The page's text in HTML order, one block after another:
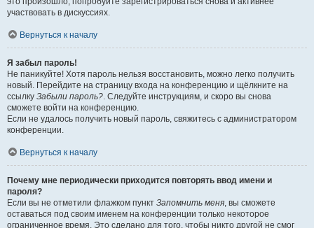
участвовать в дискуссиях.
Вернуться к началу
Я забыл пароль!
Не паникуйте! Хотя пароль нельзя восстановить, можно легко получить
новый. Перейдите на страницу входа на конференцию и щёлкните на
ссылку Забыли пароль?. Следуйте инструкциям, и скоро вы снова
сможете войти на конференцию.
Если не удалось получить новый пароль, свяжитесь с администратором
конференции.
Вернуться к началу
Почему мне периодически приходится повторять ввод имени и
пароля?
Если вы не отметили флажком пункт Запомнить меня, вы сможете
оставаться под своим именем на конференции только некоторое
ограниченное время. Это сделано для того, чтобы никто другой не смог